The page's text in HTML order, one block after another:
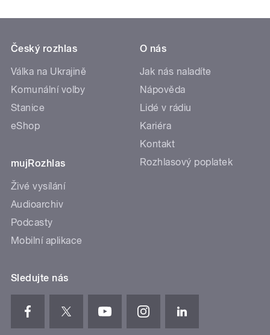
Český rozhlas
Válka na Ukrajině
Komunální volby
Stanice
eShop
mujRozhlas
Živé vysílání
Audioarchiv
Podcasty
Mobilní aplikace
O nás
Jak nás naladíte
Nápověda
Lidé v rádiu
Kariéra
Kontakt
Rozhlasový poplatek
Sledujte nás